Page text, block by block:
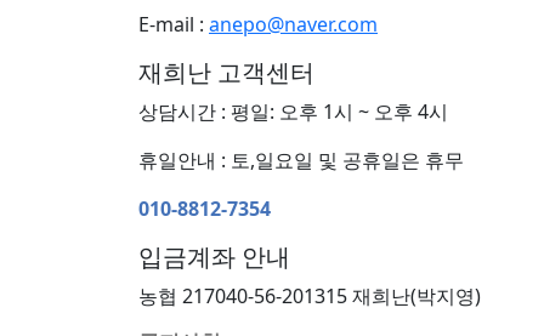
E-mail : anepo@naver.com
재희난 고객센터
상담시간 : 평일: 오후 1시 ~ 오후 4시
휴일안내 : 토,일요일 및 공휴일은 휴무
010-8812-7354
입금계좌 안내
농협 217040-56-201315 재희난(박지영)